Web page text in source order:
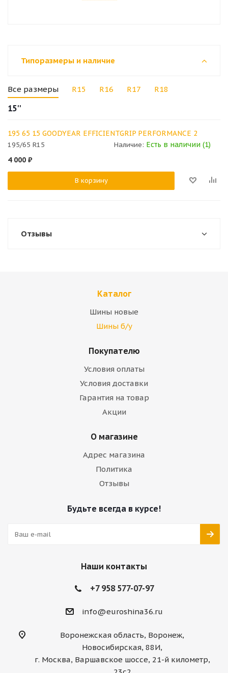
Типоразмеры и наличие
Все размеры R15 R16 R17 R18
15''
195 65 15 GOODYEAR EFFICIENTGRIP PERFORMANCE 2
195/65 R15 Наличие: Есть в наличии (1)
4 000 ₽
В корзину
Отзывы
Каталог
Шины новые
Шины б/у
Покупателю
Условия оплаты
Условия доставки
Гарантия на товар
Акции
О магазине
Адрес магазина
Политика
Отзывы
Будьте всегда в курсе!
Наши контакты
+7 958 577-07-97
info@euroshina36.ru
Воронежская область, Воронеж,
Новосибирская, 88И,
г. Москва, Варшавское шоссе, 21-й километр,